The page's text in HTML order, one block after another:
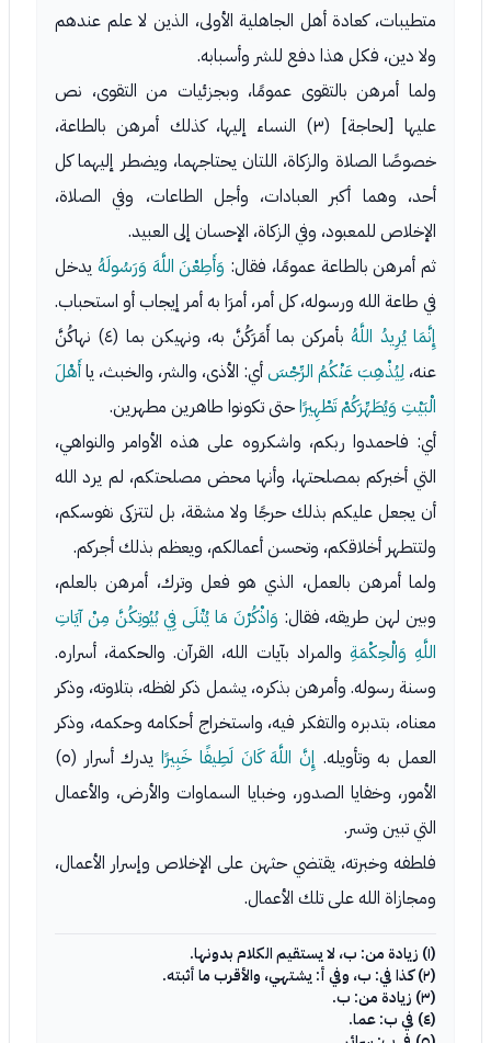
متطيبات، كعادة أهل الجاهلية الأولى، الذين لا علم عندهم
ولا دين، فكل هذا دفع للشر وأسبابه.
ولما أمرهن بالتقوى عمومًا، وبجزئيات من التقوى، نص
عليها [لحاجة] (٣) النساء إليها، كذلك أمرهن بالطاعة،
خصوصًا الصلاة والزكاة، اللتان يحتاجهما، ويضطر إليهما كل
أحد، وهما أكبر العبادات، وأجل الطاعات، وفي الصلاة،
الإخلاص للمعبود، وفي الزكاة، الإحسان إلى العبيد.
ثم أمرهن بالطاعة عمومًا، فقال: وَأَطِعْنَ اللَّهَ وَرَسُولَهُ يدخل
في طاعة الله ورسوله، كل أمر، أمرَا به أمر إيجاب أو استحباب.
إِنَّمَا يُرِيدُ اللَّهُ
بأمركن بما أَمَرَكُنَّ به، ونهيكن بما (٤) نهاكُنَّ
عنه، لِيُذْهِبَ عَنْكُمُ الرِّجْسَأي: الأذى، والشر، والخبث، ياأَهْلَ
الْبَيْتِ وَيُطَهِّرَكُمْ تَطْهِيرًاحتى تكونوا طاهرين مطهرين.
أي: فاحمدوا ربكم، واشكروه على هذه الأوامر والنواهي،
التي أخبركم بمصلحتها، وأنها محض مصلحتكم، لم يرد الله
أن يجعل عليكم بذلك حرجًا ولا مشقة، بل لتتزكى نفوسكم،
ولتتطهر أخلاقكم، وتحسن أعمالكم، ويعظم بذلك أجركم.
ولما أمرهن بالعمل، الذي هو فعل وترك، أمرهن بالعلم،
وبين لهن طريقه، فقال: وَاذْكُرْنَ مَا يُتْلَى فِي بُيُوتِكُنَّ مِنْ آيَاتِ
اللَّهِ وَالْحِكْمَةِ والمراد بآيات الله، القرآن. والحكمة، أسراره.
وسنة رسوله. وأمرهن بذكره، يشمل ذكر لفظه، بتلاوته، وذكر
معناه، بتدبره والتفكر فيه، واستخراج أحكامه وحكمه، وذكر
العمل به وتأويله. إِنَّ اللَّهَ كَانَ لَطِيفًا خَبِيرًا
يدرك أسرار (٥)
الأمور، وخفايا الصدور، وخبايا السماوات والأرض، والأعمال
التي تبين وتسر.
فلطفه وخبرته، يقتضي حثهن على الإخلاص وإسرار الأعمال،
ومجازاة الله على تلك الأعمال.
(١) زيادة من: ب، لا يستقيم الكلام بدونها.
(٢) كذا في: ب، وفي أ: يشتهي، والأقرب ما أثبته.
(٣) زيادة من: ب.
(٤) في ب: عما.